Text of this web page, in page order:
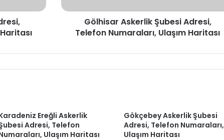
Gölhisar Askerlik Şubesi Adresi,
Telefon Numaraları, Ulaşım Haritası
Ereğli Askerlik
Adresi, Telefon
Ulaşım Haritası
Gökçebey Askerlik Şubesi
Adresi, Telefon Numaraları,
Ulaşım Haritası